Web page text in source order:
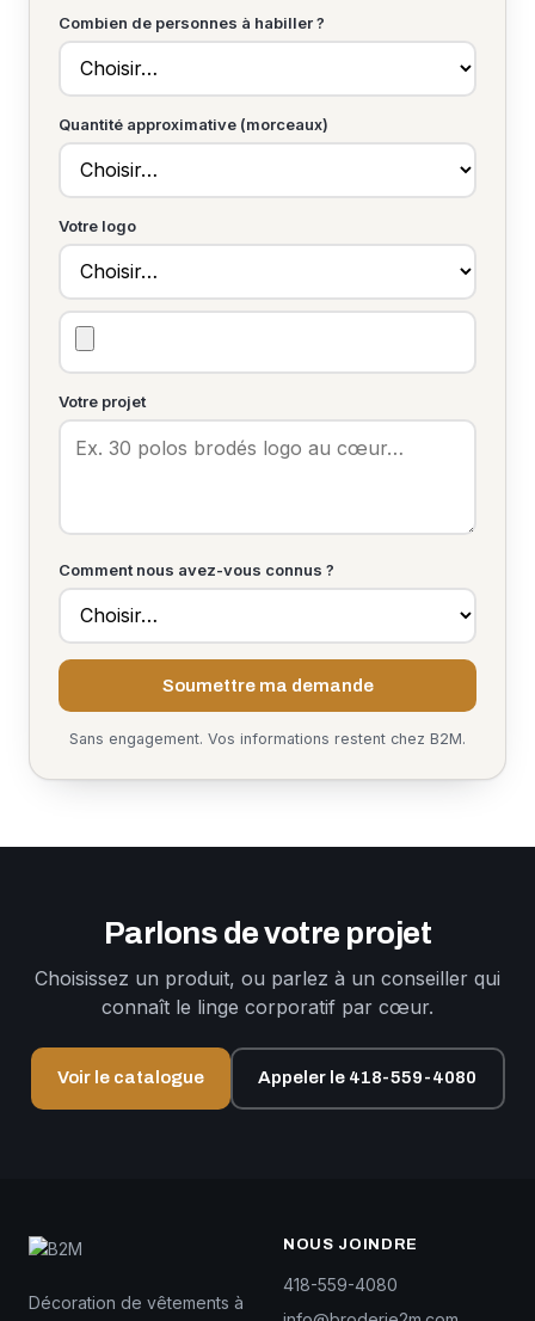
Combien de personnes à habiller ?
Quantité approximative (morceaux)
Votre logo
Votre projet
Comment nous avez-vous connus ?
Soumettre ma demande
Sans engagement. Vos informations restent chez B2M.
Parlons de votre projet
Choisissez un produit, ou parlez à un conseiller qui
connaît le linge corporatif par cœur.
Voir le catalogue Appeler le 418-559-4080
Décoration de vêtements à
NOUS JOINDRE
418-559-4080